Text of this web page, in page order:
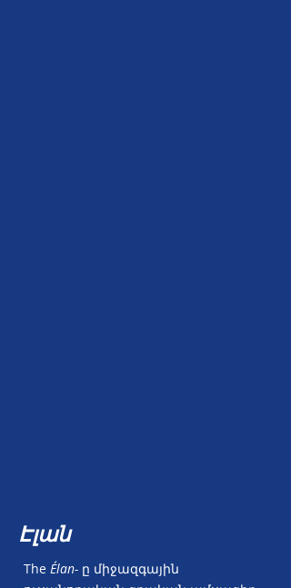
Էլան
The Élan- ը միջազգային